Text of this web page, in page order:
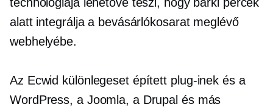
alatt integrálja a bevásárlókosarat meglévő
webhelyébe.
Az Ecwid különlegeset épített plug-inek és a
WordPress, a Joomla, a Drupal és más